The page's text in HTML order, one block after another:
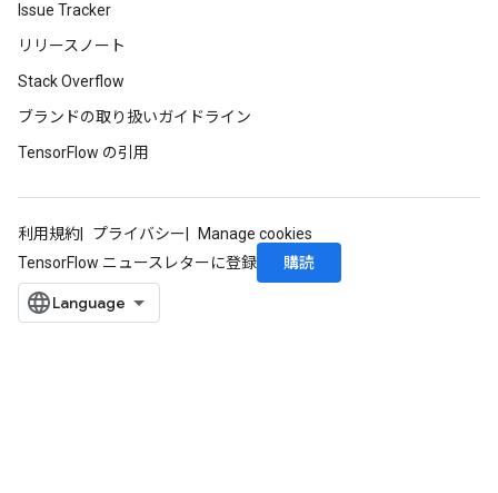
Issue Tracker
リリースノート
Stack Overflow
ブランドの取り扱いガイドライン
TensorFlow の引用
利用規約 プライバシー
Manage cookies
TensorFlow ニュースレターに登録
購読